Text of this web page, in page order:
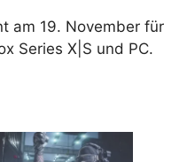
am 19. November für
Series X|S und PC.